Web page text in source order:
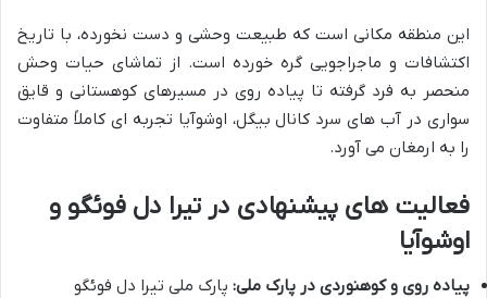
این منطقه مکانی است که طبیعت وحشی و دست نخورده، با تاریخ
اکتشافات و ماجراجویی گره خورده است. از تماشای حیات وحش
منحصر به فرد گرفته تا پیاده روی در مسیرهای کوهستانی و قایق
سواری در آب های سرد کانال بیگل، اوشوآیا تجربه ای کاملاً متفاوت
را به ارمغان می آورد.
فعالیت های پیشنهادی در تیرا دل فوئگو و
اوشوآیا
پیاده روی و کوهنوردی در پارک ملی: پارک ملی تیرا دل فوئگو